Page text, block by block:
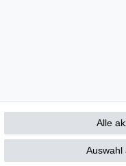
Alle
Auswahl